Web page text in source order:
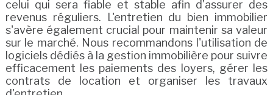
celui qui sera fiable et stable afin d'assurer des
revenus réguliers. L'entretien du bien immobilier
s'avère également crucial pour maintenir sa valeur
sur le marché. Nous recommandons l'utilisation de
logiciels dédiés à la gestion immobilière pour suivre
efficacement les paiements des loyers, gérer les
contrats de location et organiser les travaux